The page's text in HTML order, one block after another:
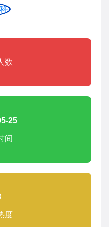
数
25
间
度